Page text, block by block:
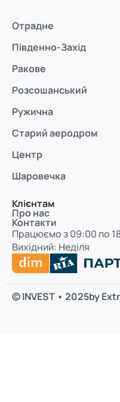
Отрадне
Південно-Захід
Ракове
Розсошанський
Ружична
Старий аеродром
Центр
Шаровечка
Клієнтам
Про нас
Контакти
Працюємо з 09:00 по
Вихідний: Неділя
© INVEST • 2025by